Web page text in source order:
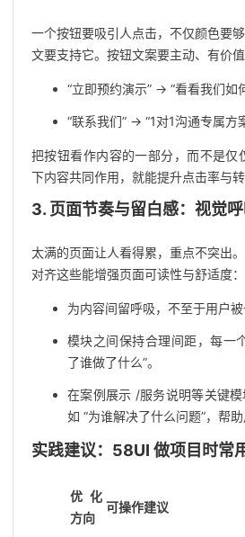
一个按钮要吸引人点击，不仅颜色要
文要支持它。按钮文案要主动、有价值
“立即预约演示” → “看看我们如
“联系我们” → “1对1沟通专属方
把按钮看作内容的一部分，而不是仅
下内容共同作用，就能提升点击率与转
3. 页面节奏与留白感：视觉
太满的页面让人看得累，重点不突出
对齐这些能增强页面可读性与舒适度：
为内容间留呼吸，不至于用户被
模块之间保持合理间距，每一
了谁做了什么”。
在案例展示 /服务说明等关键模
如 “为谁解决了什么问题”，帮
实践建议：58UI 做项目时常
优化
方向
可操作建议